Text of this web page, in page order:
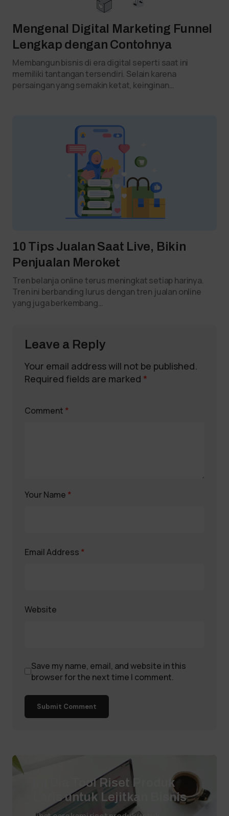
Mengenal Digital Marketing Funnel
Lengkap dengan Contohnya
Membangun bisnis di era digital seperti saat ini
memiliki tantangan tersendiri. Selain karena
persaingan yang semakin ketat, keinginan…
10 Tips Jualan Saat Live, Bikin
Penjualan Meroket
Tren belanja online terus meningkat setiap harinya.
Tren ini berbanding lurus dengan tren jualan online
yang juga berkembang…
Leave a Reply
Your email address will not be published.
Required fields are marked *
Comment *
Your Name *
Email Address *
Website
Save my name, email, and website in this
browser for the next time I comment.
Submit Comment
Ini Dia Tool Riset Produk
Laris untuk Lejitkan Bisnis